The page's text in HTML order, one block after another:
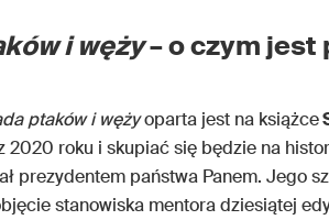
i węży– o czym jest
ptaków i wężyoparta jest na książce
2020 roku i skupiać się będzie na
prezydentem państwa Panem. Jego
stanowiska mentora dziesiątej